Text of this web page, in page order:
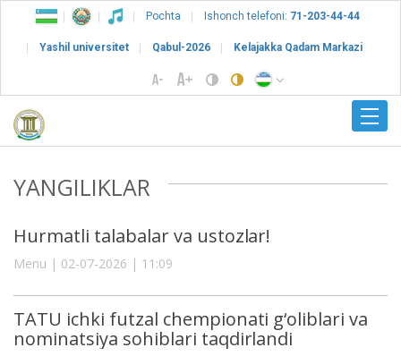
Pochta Ishonch telefoni: 71-203-44-44
Yashil universitet Qabul-2026 Kelajakka Qadam Markazi
YANGILIKLAR
Hurmatli talabalar va ustozlar!
Menu | 02-07-2026 | 11:09
TATU ichki futzal chempionati g‘oliblari va
nominatsiya sohiblari taqdirlandi